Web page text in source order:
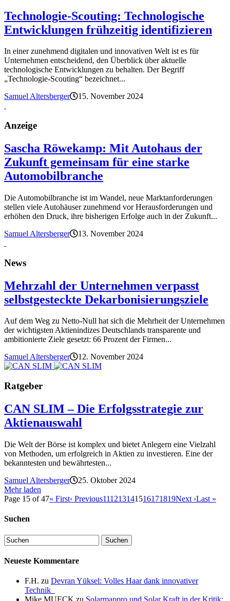
Technologie-Scouting: Technologische
Entwicklungen frühzeitig identifizieren
In einer zunehmend digitalen und innovativen Welt ist es für
Unternehmen entscheidend, den Überblick über aktuelle
technologische Entwicklungen zu behalten. Der Begriff
„Technologie-Scouting“ bezeichnet...
Samuel Altersberger
15. November 2024
Anzeige
Sascha Röwekamp: Mit Autohaus der
Zukunft gemeinsam für eine starke
Automobilbranche
Die Automobilbranche ist im Wandel, neue Marktanforderungen
stellen viele Autohäuser zunehmend vor Herausforderungen und
erhöhen den Druck, ihre bisherigen Erfolge auch in der Zukunft...
Samuel Altersberger
13. November 2024
News
Mehrzahl der Unternehmen verpasst
selbstgesteckte Dekarbonisierungsziele
Auf dem Weg zu Netto-Null hat sich die Mehrheit der Unternehmen
der wichtigsten Aktienindizes Deutschlands transparente und
ambitionierte Ziele gesetzt: 66 Prozent der Firmen...
Samuel Altersberger
12. November 2024
Ratgeber
CAN SLIM – Die Erfolgsstrategie zur
Aktienauswahl
Die Welt der Börse ist komplex und bietet Anlegern eine Vielzahl
von Methoden, um erfolgreich in Aktien zu investieren. Eine der
bekanntesten und bewährtesten...
Samuel Altersberger
25. Oktober 2024
Mehr laden
Page 15 of 47« First‹ Previous111213141516171819Next ›Last »
Suchen
Neueste Kommentare
F.H. zu Devran Yüksel: Volles Haar dank innovativer
Technik
Mike MUECK zu Solarmappro und Solar Kraft in der Kritik: